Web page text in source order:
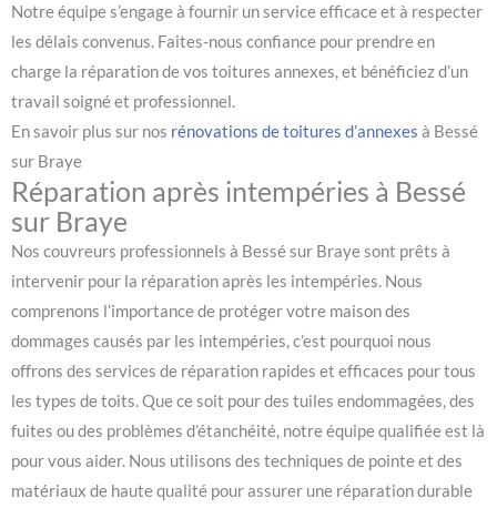
Notre équipe s’engage à fournir un service efficace et à respecter
les délais convenus. Faites-nous confiance pour prendre en
charge la réparation de vos toitures annexes, et bénéficiez d’un
travail soigné et professionnel.
En savoir plus sur nos rénovations de toitures d’annexes à Bessé
sur Braye
Réparation après intempéries à Bessé
sur Braye
Nos couvreurs professionnels à Bessé sur Braye sont prêts à
intervenir pour la réparation après les intempéries. Nous
comprenons l’importance de protéger votre maison des
dommages causés par les intempéries, c’est pourquoi nous
offrons des services de réparation rapides et efficaces pour tous
les types de toits. Que ce soit pour des tuiles endommagées, des
fuites ou des problèmes d’étanchéité, notre équipe qualifiée est là
pour vous aider. Nous utilisons des techniques de pointe et des
matériaux de haute qualité pour assurer une réparation durable